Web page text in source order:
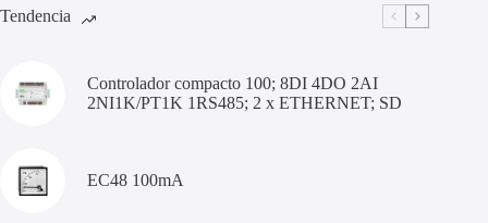
Tendencia
Controlador compacto 100; 8DI 4DO 2AI
2NI1K/PT1K 1RS485; 2 x ETHERNET; SD
EC48 100mA